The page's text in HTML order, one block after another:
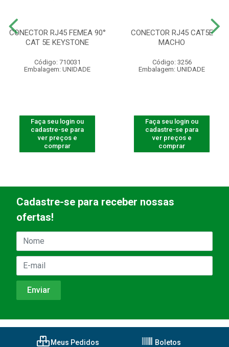
CONECTOR RJ45 FEMEA 90°
CAT 5E KEYSTONE
Código: 710031
Embalagem: UNIDADE
Faça seu login ou
cadastre-se para
ver preços e
comprar
CONECTOR RJ45 CAT5E
MACHO
Código: 3256
Embalagem: UNIDADE
Faça seu login ou
cadastre-se para
ver preços e
comprar
Cadastre-se para receber nossas
ofertas!
Meus Pedidos Boletos